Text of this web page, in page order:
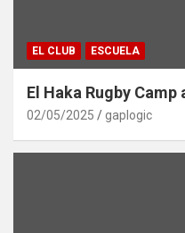
EL CLUB ESCUELA
El Haka Rugby
02/05/2025 gaplogic